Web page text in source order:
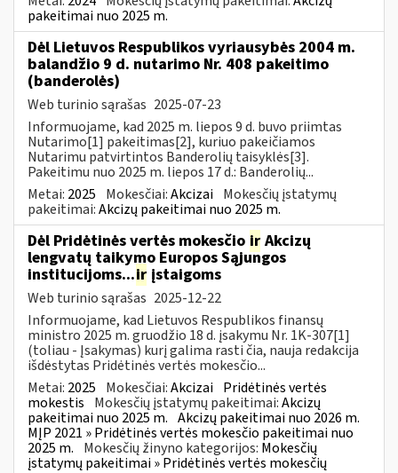
pakeitimai nuo 2025 m.
Dėl Lietuvos Respublikos vyriausybės 2004 m.
balandžio 9 d. nutarimo Nr. 408 pakeitimo
(banderolės)
Web turinio sąrašas 2025-07-23
Informuojame, kad 2025 m. liepos 9 d. buvo priimtas
Nutarimo[1] pakeitimas[2], kuriuo pakeičiamos
Nutarimu patvirtintos Banderolių taisyklės[3].
Pakeitimu nuo 2025 m. liepos 17 d.: Banderolių...
Metai: 2025 Mokesčiai:Akcizai Mokesčių įstatymų
pakeitimai:Akcizų pakeitimai nuo 2025 m.
Dėl Pridėtinės vertės mokesčio ir Akcizų
lengvatų taikymo Europos Sąjungos
institucijoms...ir įstaigoms
Web turinio sąrašas 2025-12-22
Informuojame, kad Lietuvos Respublikos finansų
ministro 2025 m. gruodžio 18 d. įsakymu Nr. 1K-307[1]
(toliau - Įsakymas) kurį galima rasti čia, nauja redakcija
išdėstytas Pridėtinės vertės mokesčio...
Metai: 2025 Mokesčiai:Akcizai Pridėtinės vertės
mokestis Mokesčių įstatymų pakeitimai:Akcizų
pakeitimai nuo 2025 m. Akcizų pakeitimai nuo 2026 m.
MĮP 2021 » Pridėtinės vertės mokesčio pakeitimai nuo
2025 m. Mokesčių žinyno kategorijos: Mokesčių
įstatymų pakeitimai » Pridėtinės vertės mokesčių